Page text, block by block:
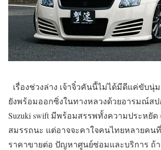
เรื่องช่วงล่าง เจ้าจิ๋วคันนี้ไม่ได้มีดีแค่ขับนุ่
ยังพร้อมออกซิ่งในทางหลวงด้วยอารมณ์สป
Suzuki swift มีพร้อมสรรพทั้งความประหยัด
สมรรถนะ แต่อาจจะคาใจคนไทยหลายคน
ราคาขายต่อ ปัญหาศูนย์ซ่อมและบริการ ถ้